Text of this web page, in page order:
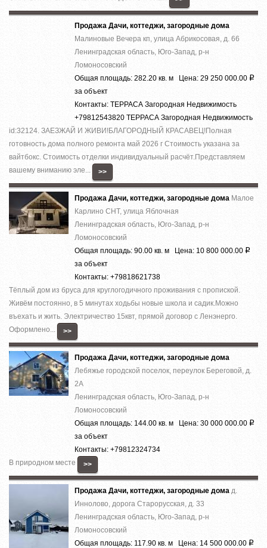
Продажа Дачи, коттеджи, загородные дома
Малиновые Вечера кп, улица Абрикосовая, д. 66
Ленинградская область, Юго-Запад, р-н
Ломоносовский
Общая площадь: 282.20 кв. м Цена: 29 250 000.00 Р
за объект
Контакты: ТЕРРАСА Загородная Недвижимость
+79812543820 ТЕРРАСА Загородная Недвижимость
id:32124. ЗАЕЗЖАЙ И ЖИВИ!БЛАГОРОДНЫЙ КРАСАВЕЦ!Полная
готовность дома полного ремонта май 2026 г Стоимость указана за
вайтбокс. Стоимость отделки индивидуальный расчёт.Представляем
вашему вниманию эле...
>>
Продажа Дачи, коттеджи, загородные дома Малое
Карлино СНТ, улица Яблочная
Ленинградская область, Юго-Запад, р-н
Ломоносовский
Общая площадь: 90.00 кв. м Цена: 10 800 000.00 Р
за объект
Контакты: +79818621738
Тёплый дом из бруса для круглогодичного проживания с пропиской.
Живём постоянно, в 5 минутах ходьбы новые школа и садик.Можно
въехать и жить. Электричество 15квт, прямой договор с Ленэнерго.
Оформлено...
>>
Продажа Дачи, коттеджи, загородные дома
Лебяжье городской поселок, переулок Береговой, д.
2А
Ленинградская область, Юго-Запад, р-н
Ломоносовский
Общая площадь: 144.00 кв. м Цена: 30 000 000.00 Р
за объект
Контакты: +79812324734
В природном месте
>>
Продажа Дачи, коттеджи, загородные дома д.
Иннолово, дорога Старорусская, д. 33
Ленинградская область, Юго-Запад, р-н
Ломоносовский
Общая площадь: 117.90 кв. м Цена: 14 500 000.00 Р